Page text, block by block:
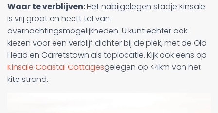
Waar te verblijven:Het nabijgelegen stadje Kinsale
is vrij groot en heeft tal van
overnachtingsmogelijkheden. U kunt echter ook
kiezen voor een verblijf dichter bij de plek, met de Old
Head en Garretstown als toplocatie. Kijk ook eens op
Kinsale Coastal Cottagesgelegen op <4km van het
kite strand.